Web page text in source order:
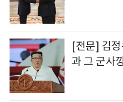
[전문] 김
과 그 군사